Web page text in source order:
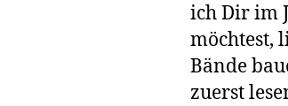
ich Dir im
möchtest,
Bände
zuerst